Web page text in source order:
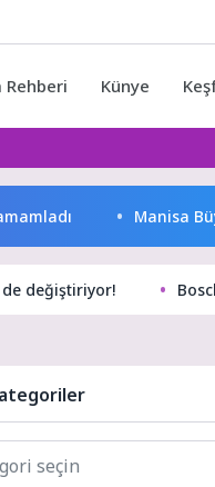
Rehberi Künye
Manisa
değiştiriyor!